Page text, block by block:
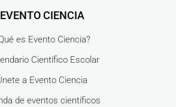
EVENTO CIENCIA
es Evento Ciencia?
Científico Escolar
a Evento Ciencia
de eventos científicos